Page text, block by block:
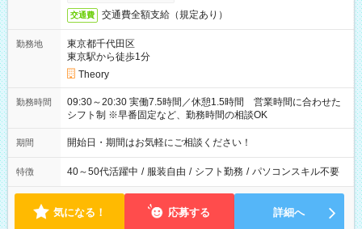
交通費 交通費全額支給（規定あり）
勤務地
東京都千代田区
東京駅から徒歩1分
Theory
勤務時間
09:30～20:30 実働7.5時間／休憩1.5時間 営業時間に合わせた
シフト制 ※早番固定など、勤務時間の相談OK
期間 開始日・期間はお気軽にご相談ください！
特徴 40～50代活躍中 / 服装自由 / シフト勤務 / パソコンスキル不要
気になる！ 応募する 詳細へ